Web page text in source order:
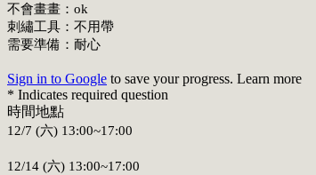
不會畫畫：ok
刺繡工具：不用帶
需要準備：耐心
Sign in to Google to save your progress. Learn more
* Indicates required question
時間地點
12/7 (六) 13:00~17:00
12/14 (六) 13:00~17:00